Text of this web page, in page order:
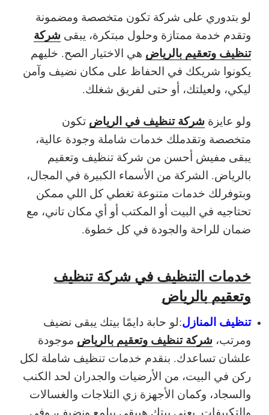
لو بتدوري على شركة تكون متخصصة ومضمونة
وتقدم خدمة ممتازة وحلول مبتكرة، يبقى شركة
تنظيف وتعقيم بالرياض هي الاختيار الصح. خليهم
يكونوا شريكك في الحفاظ على مكان نضيف وآمن
ليكي، ولعيلتك، أو حتى لفريق شغلك.
ولو عايزة شركة تنظيف في الرياض تكون
متخصصة وتقدملك خدمات شاملة وجودة عالية،
يبقى مفيش أحسن من شركة تنظيف وتعقيم
بالرياض. الشركة من الأسماء الكبيرة في المجال،
وبتوفرلك خدمات متنوعة تغطي كل اللي ممكن
تحتاجيه في البيت أو المكتب أو أي مكان تاني، مع
ضمان للراحة والجودة في كل خطوة.
خدمات التنظيف في شركة تنظيف
وتعقيم بالرياض
تنظيف المنازل:لو حابة دايمًا بيتك يبقى نضيف
ومرتب، شركة تنظيف وتعقيم بالرياض موجودة
علشان تساعدك. بنقدم خدمات تنظيف شاملة لكل
ركن في البيت، من الأرضيات والجدران لحد الكنب
والسجاد، وكمان الأجهزة زي التلاجات والغسالات
والتكييفات. يعني بيتك هيبقى بيلمع ونضيف، وفي